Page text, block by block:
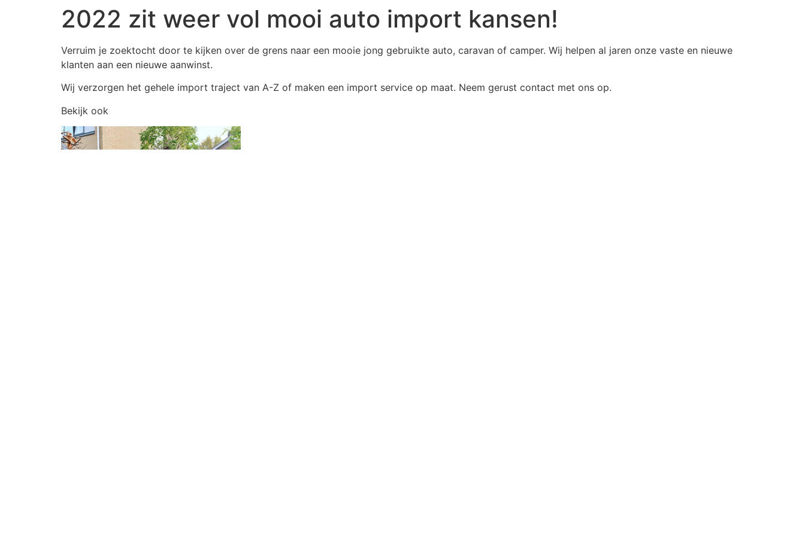
2022 zit weer vol mooi auto import kansen!
Verruim je zoektocht door te kijken over de grens naar een mooie jong gebruikte auto, caravan of camper. Wij helpen al jaren onze vaste en nieuwe
klanten aan een nieuwe aanwinst.
Wij verzorgen het gehele import traject van A-Z of maken een import service op maat. Neem gerust contact met ons op.
Bekijk ook